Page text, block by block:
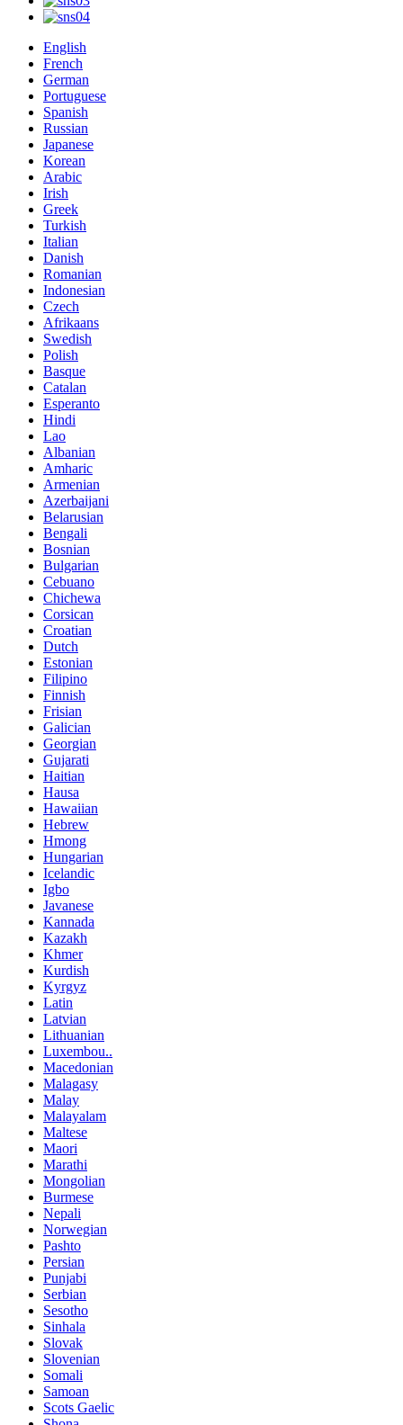
English
French
German
Portuguese
Spanish
Russian
Japanese
Korean
Arabic
Irish
Greek
Turkish
Italian
Danish
Romanian
Indonesian
Czech
Afrikaans
Swedish
Polish
Basque
Catalan
Esperanto
Hindi
Lao
Albanian
Amharic
Armenian
Azerbaijani
Belarusian
Bengali
Bosnian
Bulgarian
Cebuano
Chichewa
Corsican
Croatian
Dutch
Estonian
Filipino
Finnish
Frisian
Galician
Georgian
Gujarati
Haitian
Hausa
Hawaiian
Hebrew
Hmong
Hungarian
Icelandic
Igbo
Javanese
Kannada
Kazakh
Khmer
Kurdish
Kyrgyz
Latin
Latvian
Lithuanian
Luxembou..
Macedonian
Malagasy
Malay
Malayalam
Maltese
Maori
Marathi
Mongolian
Burmese
Nepali
Norwegian
Pashto
Persian
Punjabi
Serbian
Sesotho
Sinhala
Slovak
Slovenian
Somali
Samoan
Scots Gaelic